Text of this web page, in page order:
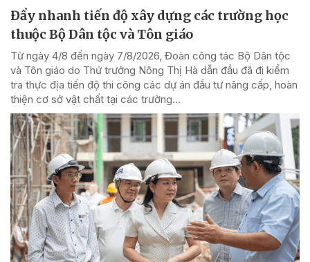
Đẩy nhanh tiến độ xây dựng các trường học
thuộc Bộ Dân tộc và Tôn giáo
Từ ngày 4/8 đến ngày 7/8/2026, Đoàn công tác Bộ Dân tộc
và Tôn giáo do Thứ trưởng Nông Thị Hà dẫn đầu đã đi kiểm
tra thực địa tiến độ thi công các dự án đầu tư nâng cấp, hoàn
thiện cơ sở vật chất tại các trường...